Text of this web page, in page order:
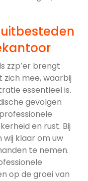
zzp’er brengt
mee, waarbij
essentieel is.
gevolgen
en rust. Bij
klaar om uw
te nemen.
op de groei van